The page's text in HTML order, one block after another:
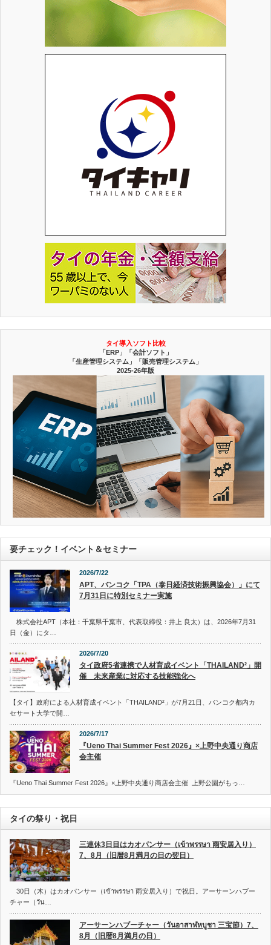
タイ導入ソフト比較
「ERP」「会計ソフト」
「生産管理システム」「販売管理システム」
2025-26年版
要チェック！イベント＆セミナー
2026/7/22
APT、バンコク「TPA（泰日経済技術振興協会）」にて
7月31日に特別セミナー実施
株式会社APT（本社：千葉県千葉市、代表取締役：井上 良太）は、2026年7月31
日（金）にタ…
2026/7/20
タイ政府5省連携で人材育成イベント「THAILAND²」開
催 未来産業に対応する技能強化へ
【タイ】政府による人材育成イベント「THAILAND²」が7月21日、バンコク都内カ
セサート大学で開…
2026/7/17
『Ueno Thai Summer Fest 2026』×上野中央通り商店
会主催
『Ueno Thai Summer Fest 2026』×上野中央通り商店会主催 上野公園がもっ…
タイの祭り・祝日
三連休3日目はカオパンサー（เข้าพรรษา 雨安居入り）
7、8月（旧暦8月満月の日の翌日）
30日（木）はカオパンサー（เข้าพรรษา 雨安居入り）で祝日。アーサーンハブー
チャー（วัน…
アーサーンハブーチャー（วันอาสาฬหบูชา 三宝節）7、
8月（旧暦8月満月の日）